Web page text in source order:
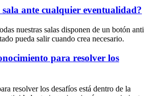
ante cualquier eventualidad?
nuestras salas disponen de un botón anti
pueda salir cuando crea necesario.
para resolver los
resolver los desafíos está dentro de la